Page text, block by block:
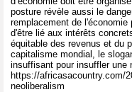
posture révèle aussi le
remplacement de
d'être lié aux intérêts
équitable des revenus et du
capitalisme mondial, le
insuffisant pour insuffler une
https://africasacountry.com/
neoliberalism